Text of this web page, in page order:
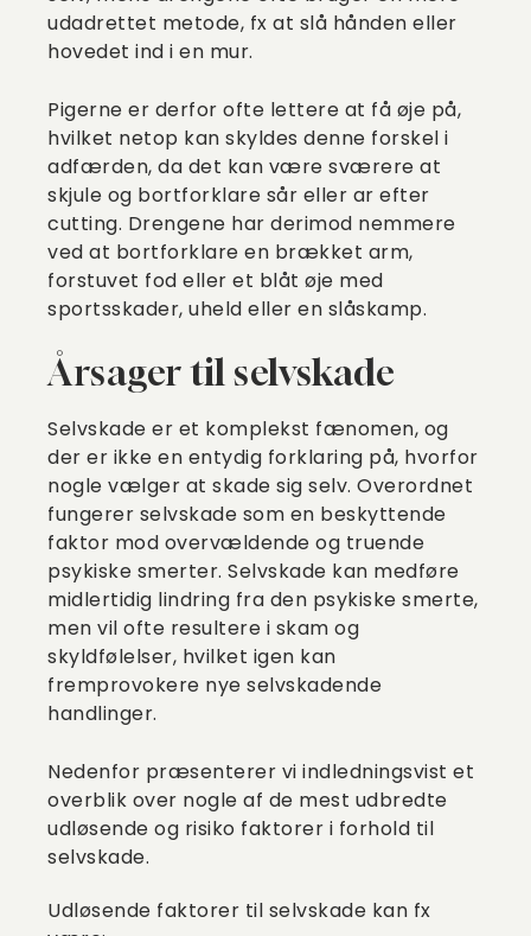
udadrettet metode, fx at slå hånden eller
hovedet ind i en mur.
Pigerne er derfor ofte lettere at få øje på,
hvilket netop kan skyldes denne forskel i
adfærden, da det kan være sværere at
skjule og bortforklare sår eller ar efter
cutting. Drengene har derimod nemmere
ved at bortforklare en brækket arm,
forstuvet fod eller et blåt øje med
sportsskader, uheld eller en slåskamp.
Årsager til selvskade
Selvskade er et komplekst fænomen, og
der er ikke en entydig forklaring på, hvorfor
nogle vælger at skade sig selv. Overordnet
fungerer selvskade som en beskyttende
faktor mod overvældende og truende
psykiske smerter. Selvskade kan medføre
midlertidig lindring fra den psykiske smerte,
men vil ofte resultere i skam og
skyldfølelser, hvilket igen kan
fremprovokere nye selvskadende
handlinger.
Nedenfor præsenterer vi indledningsvist et
overblik over nogle af de mest udbredte
udløsende og risiko faktorer i forhold til
selvskade.
Udløsende faktorer til selvskade kan fx